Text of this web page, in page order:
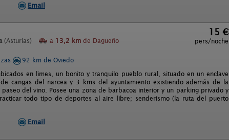
Email
(Asturias) a 13,2 km de Dagueño
15 €
pers/noche
92 km de Oviedo
en limes, un bonito y tranquilo pueblo rural, situado en un enclave
cangas del narcea y 3 kms del ayuntamiento existiendo además de la
del vino. Posee una zona de barbacoa interior y un parking privado y
todo tipo de deportes al aire libre; senderismo (la ruta del puerto
Email